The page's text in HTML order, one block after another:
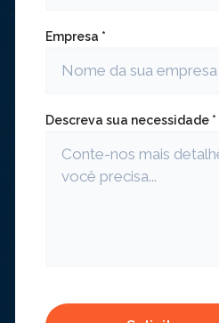
Empresa *
Descreva sua necessidade *